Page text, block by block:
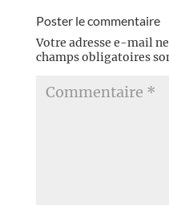
Poster le commentaire
Votre adresse e-mail
champs obligatoires